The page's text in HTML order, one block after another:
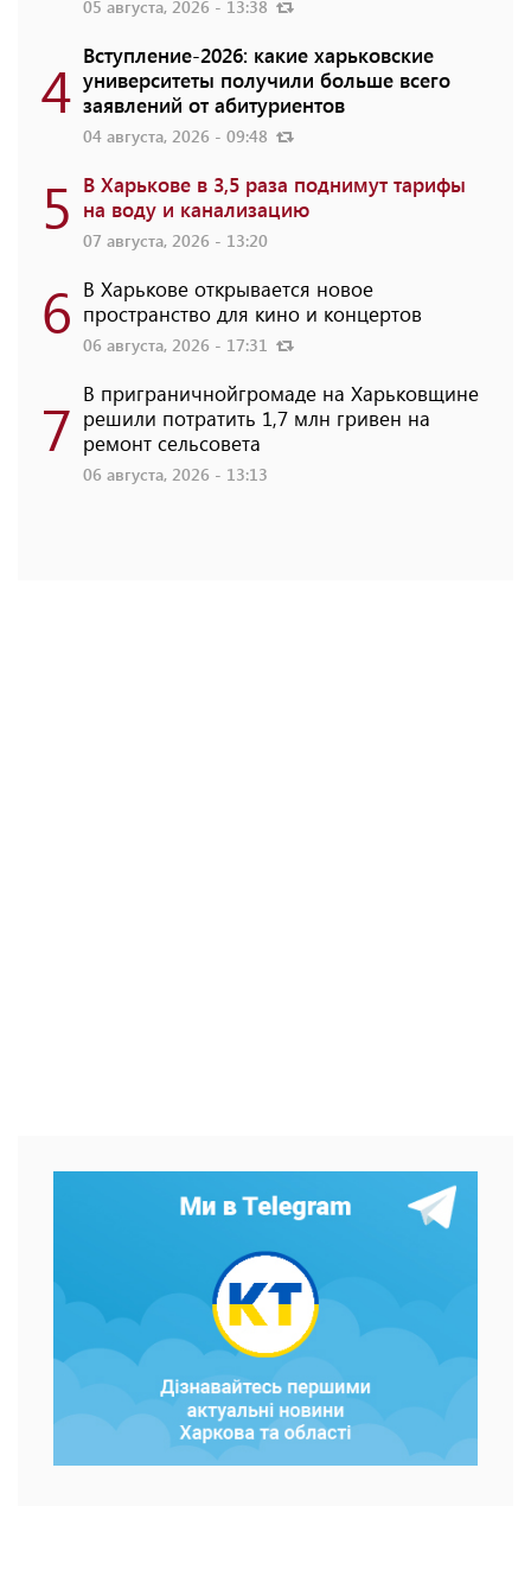
05 августа, 2026 - 13:38
4 Вступление-2026: какие харьковские
университеты получили больше всего
заявлений от абитуриентов
04 августа, 2026 - 09:48
5 В Харькове в 3,5 раза поднимут тарифы
на воду и канализацию
07 августа, 2026 - 13:20
6 В Харькове открывается новое
пространство для кино и концертов
06 августа, 2026 - 17:31
7 В приграничнойгромаде на Харьковщине
решили потратить 1,7 млн ​​гривен на
ремонт сельсовета
06 августа, 2026 - 13:13